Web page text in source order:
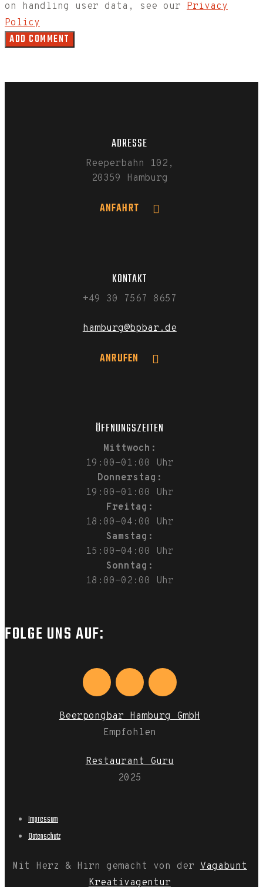
on handling user data, see our Privacy
Policy
ADRESSE
Reeperbahn 102,
20359 Hamburg
ANFAHRT
KONTAKT
+49 30 7567 8657
hamburg@bpbar.de
ANRUFEN
ÖFFNUNGSZEITEN
Mittwoch:
19:00-01:00 Uhr
Donnerstag:
19:00-01:00 Uhr
Freitag:
18:00-04:00 Uhr
Samstag:
15:00-04:00 Uhr
Sonntag:
18:00-02:00 Uhr
FOLGE UNS AUF:
Beerpongbar Hamburg GmbH
Empfohlen
Restaurant Guru
2025
Impressum
Datenschutz
Mit Herz & Hirn gemacht von der Vagabunt
Kreativagentur